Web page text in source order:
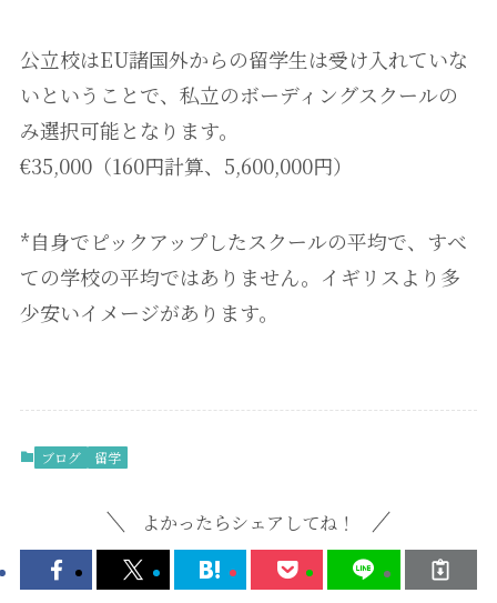
公立校はEU諸国外からの留学生は受け入れていな
いということで、私立のボーディングスクールの
み選択可能となります。
€35,000（160円計算、5,600,000円）
*自身でピックアップしたスクールの平均で、すべ
ての学校の平均ではありません。イギリスより多
少安いイメージがあります。
ブログ 留学
よかったらシェアしてね！